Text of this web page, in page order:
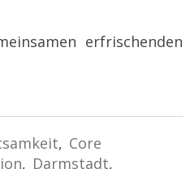
erfrischenden
, Core
, Darmstadt,